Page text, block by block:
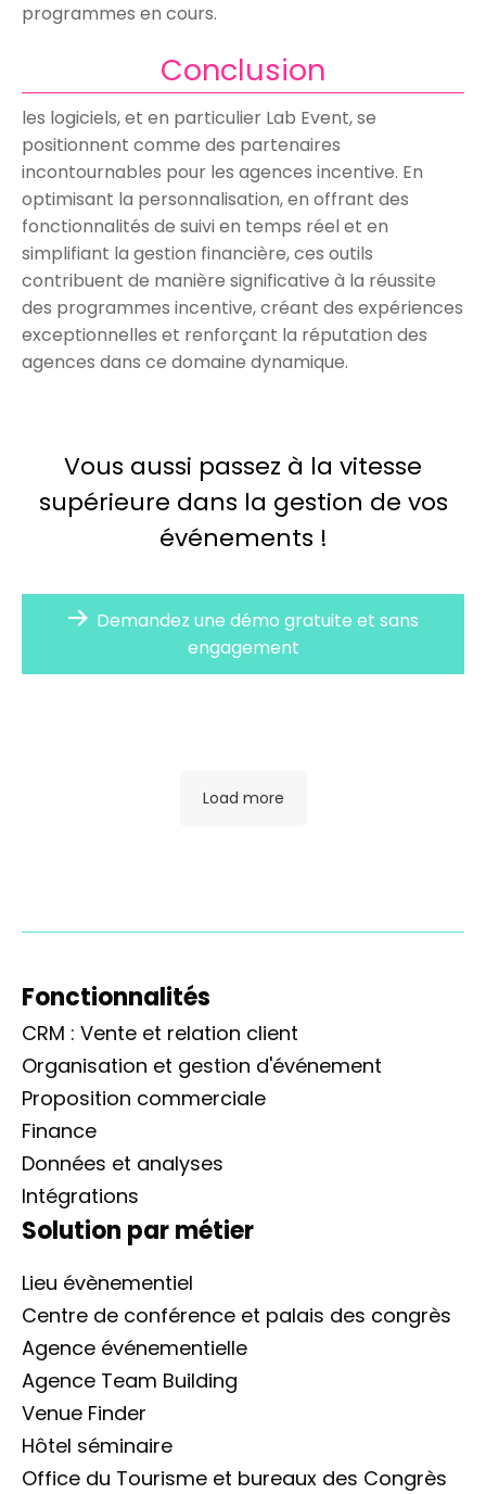
programmes en cours.
Conclusion
les logiciels, et en particulier Lab Event, se
positionnent comme des partenaires
incontournables pour les agences incentive. En
optimisant la personnalisation, en offrant des
fonctionnalités de suivi en temps réel et en
simplifiant la gestion financière, ces outils
contribuent de manière significative à la réussite
des programmes incentive, créant des expériences
exceptionnelles et renforçant la réputation des
agences dans ce domaine dynamique.
Vous aussi passez à la vitesse
supérieure dans la gestion de vos
événements !
Demandez une démo gratuite et sans
engagement
Load more
Fonctionnalités
CRM : Vente et relation client
Organisation et gestion d'événement
Proposition commerciale
Finance
Données et analyses
Intégrations
Solution par métier
Lieu évènementiel
Centre de conférence et palais des congrès
Agence événementielle
Agence Team Building
Venue Finder
Hôtel séminaire
Office du Tourisme et bureaux des Congrès